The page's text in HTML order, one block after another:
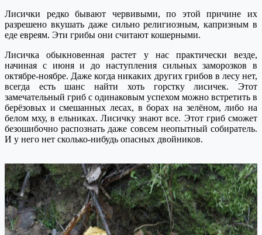
Лисички редко бывают червивыми, по этой причине их
разрешено вкушать даже сильно религиозным, капризным в
еде евреям. Эти грибы они считают кошерными.
Лисичка обыкновенная растет у нас практически везде,
начиная с июня и до наступления сильных заморозков в
октябре-ноябре. Даже когда никаких других грибов в лесу нет,
всегда есть шанс найти хоть горстку лисичек. Этот
замечательный гриб с одинаковым успехом можно встретить в
берёзовых и смешанных лесах, в борах на зелёном, либо на
белом мху, в ельниках. Лисичку знают все. Этот гриб сможет
безошибочно распознать даже совсем неопытный собиратель.
И у него нет сколько-нибудь опасных двойников.